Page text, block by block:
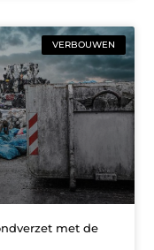
VERBOUWEN
met de